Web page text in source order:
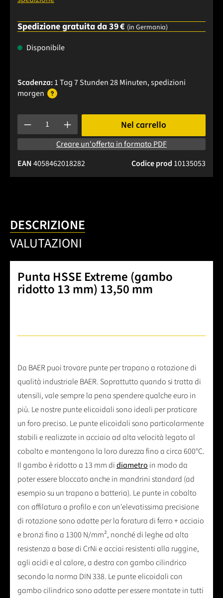
Spedizione gratuita da 39 € (in Germania)
Disponibile
Scadenza:1 Tag 7 Stunden 28 Minuten, spedizioni
morgen
Quantità del prodotto: inserisci la quantità desiderata o
Nel carrello
Creare un'offerta in formato PDF
Codice prod 10135053
EAN4058462018282
DESCRIZIONE
VALUTAZIONI
Punta HSSE Extreme (gambo
ridotto 13 mm) 13,50 mm
Da BAER puoi trovare punte per trapano a rotazione di
qualità industriale BAER. Soprattutto quando si tratta di
utensili, vale sempre la pena spendere qualche euro in
più. Le nostre punte elicoidali sono ideali per praticare
un foro preciso. Le punte elicoidali sono particolarmente
stabili e realizzate in acciaio ad alta velocità legato al
cobalto e mantengono la loro durezza fino a circa 600°C.
Il gambo è ridotto a 13 mm didiametroin modo da
poter essere bloccato anche in mandrini standard (ad
esempio su un trapano a batteria). Le punte in cobalto
con affilatura a profilo e con un'elevatissima precisione
di rotazione sono adatte per la foratura di ferro + acciaio
e bronzi fino a 1300 N/mm², nonché di leghe ad alta
resistenza a base di CrNi e acciai resistenti alla ruggine,
agli acidi e al calore, a destra con gambo cilindrico
secondo la norma DIN 338. Le punte elicoidali con
gambo cilindrico sono adatte per essere montate in tutti